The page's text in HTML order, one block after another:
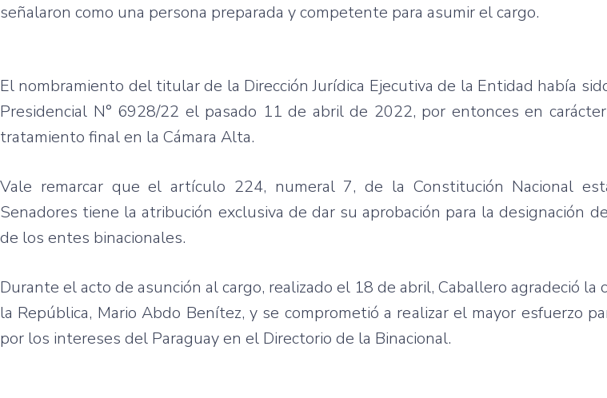
señalaron como una persona preparada y competente para asumir el cargo.
El nombramiento del titular de la Dirección Jurídica Ejecutiva de la Entidad había
Presidencial N° 6928/22 el pasado 11 de abril de 2022, por entonces en
tratamiento final en la Cámara Alta.
Vale remarcar que el artículo 224, numeral 7, de la Constitución Nacional
Senadores tiene la atribución exclusiva de dar su aprobación para la designación
de los entes binacionales.
Durante el acto de asunción al cargo, realizado el 18 de abril, Caballero agradeció
la República, Mario Abdo Benítez, y se comprometió a realizar el mayor esfuerzo
por los intereses del Paraguay en el Directorio de la Binacional.